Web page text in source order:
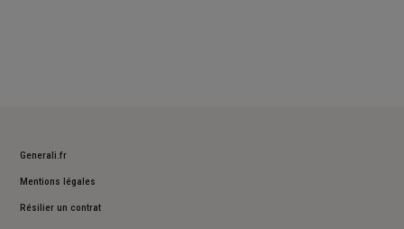
Generali.fr
Mentions légales
Résilier un contrat